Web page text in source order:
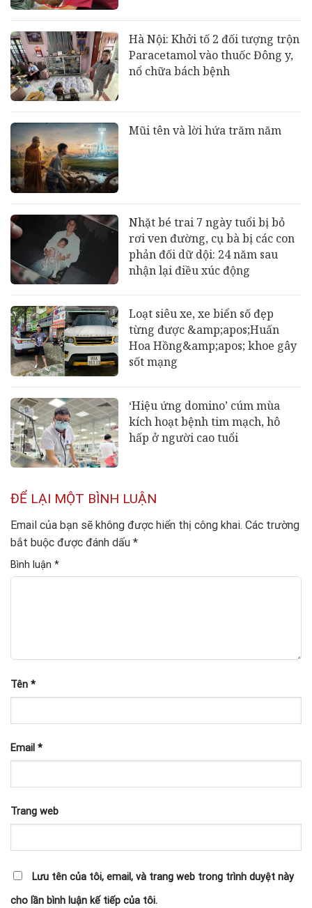
Hà Nội: Khởi tố 2 đối tượng trộn
Paracetamol vào thuốc Đông y,
nổ chữa bách bệnh
Mũi tên và lời hứa trăm năm
Nhặt bé trai 7 ngày tuổi bị bỏ
rơi ven đường, cụ bà bị các con
phản đối dữ dội: 24 năm sau
nhận lại điều xúc động
Loạt siêu xe, xe biển số đẹp
từng được &amp;apos;Huấn
Hoa Hồng&amp;apos; khoe gây
sốt mạng
‘Hiệu ứng domino’ cúm mùa
kích hoạt bệnh tim mạch, hô
hấp ở người cao tuổi
ĐỂ LẠI MỘT BÌNH LUẬN
Email của bạn sẽ không được hiển thị công khai. Các trường
bắt buộc được đánh dấu *
Bình luận *
Tên *
Email *
Trang web
Lưu tên của tôi, email, và trang web trong trình duyệt này
cho lần bình luận kế tiếp của tôi.